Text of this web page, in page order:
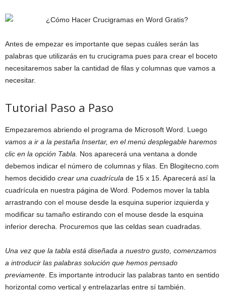
Antes de empezar es importante que sepas cuáles serán las
palabras que utilizarás en tu crucigrama pues para crear el boceto
necesitaremos saber la cantidad de filas y columnas que vamos a
necesitar.
Tutorial Paso a Paso
Empezaremos abriendo el programa de Microsoft Word. Luego
vamos a ir a la pestaña Insertar, en el menú desplegable haremos
clic en la opción Tabla . Nos aparecerá una ventana a donde
debemos indicar el número de columnas y filas. En Blogitecno.com
hemos decidido crear una cuadrícula de 15 x 15. Aparecerá así la
cuadrícula en nuestra página de Word. Podemos mover la tabla
arrastrando con el mouse desde la esquina superior izquierda y
modificar su tamaño estirando con el mouse desde la esquina
inferior derecha. Procuremos que las celdas sean cuadradas.
Una vez que la tabla está diseñada a nuestro gusto, comenzamos
a introducir las palabras solución que hemos pensado
previamente . Es importante introducir las palabras tanto en sentido
horizontal como vertical y entrelazarlas entre sí también.